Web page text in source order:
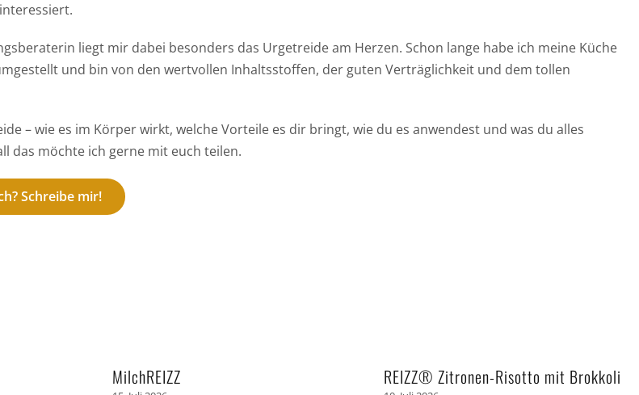
liegt mir dabei besonders das Urgetreide am Herzen. Schon lange habe ich meine Küche
und bin von den wertvollen Inhaltsstoffen, der guten Verträglichkeit und dem tollen
– wie es im Körper wirkt, welche Vorteile es dir bringt, wie du es anwendest und was du alles
das möchte ich gerne mit euch teilen.
Schreibe mir!
MilchREIZZ REIZZ® Zitronen-Risotto mit Brokkoli